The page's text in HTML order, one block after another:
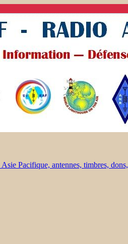
Pacifique, antennes, timbres, dons,